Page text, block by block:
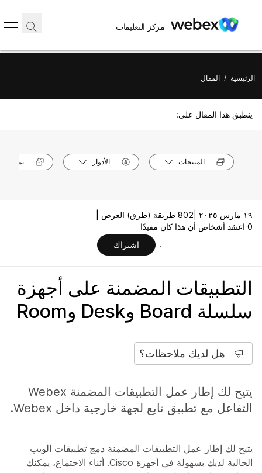
مركز التعليمات
الرئيسية / المقال
ينطبق هذا المقال على:
المنتجات الأدوار نماذج
١٩ مارس ٢٠٢٥ |
802 طريقة (طرق) العرض |
0 اعتقد أشخاص أن هذا كان مفيدًا
اشتراك
التطبيقات المضمنة على أجهزة
سلسلة Board وDesk وRoom
هل لديك ملاحظات؟
يتيح لك إطار عمل التطبيقات المضمنة Webex
التفاعل مع تطبيق تابع لجهة خارجية داخل Webex.
يتيح لك إطار عمل التطبيقات المضمنة دمج تطبيقات الويب
الحالية لديك بسهولة في أجهزة Cisco. أثناء الاجتماع، يمكنك